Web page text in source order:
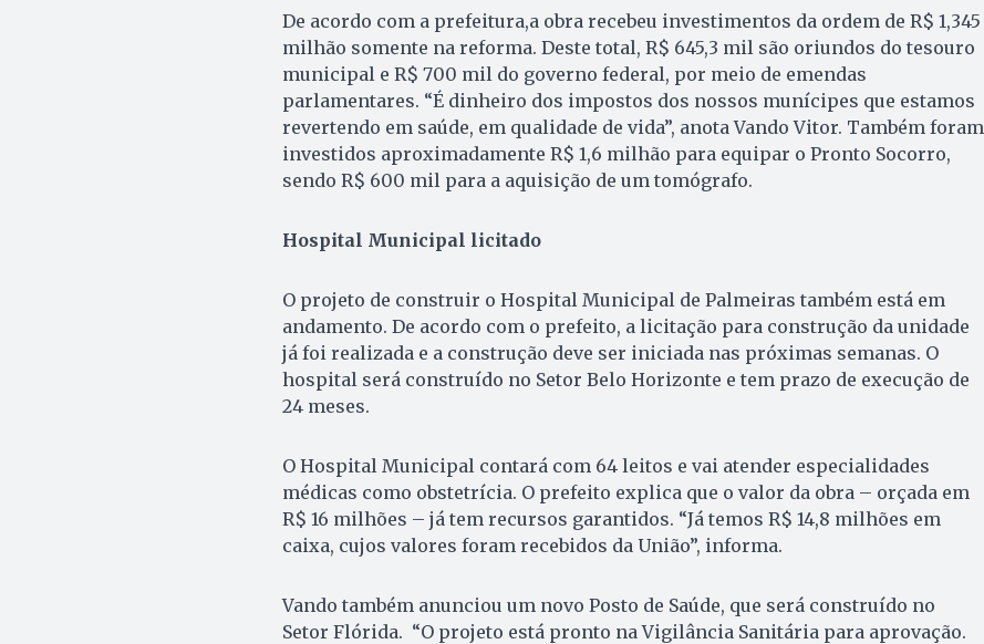
De acordo com a prefeitura,a obra recebeu investimentos da ordem de R$ 1,345
milhão somente na reforma. Deste total, R$ 645,3 mil são oriundos do tesouro
municipal e R$ 700 mil do governo federal, por meio de emendas
parlamentares. “É dinheiro dos impostos dos nossos munícipes que estamos
revertendo em saúde, em qualidade de vida”, anota Vando Vitor. Também foram
investidos aproximadamente R$ 1,6 milhão para equipar o Pronto Socorro,
sendo R$ 600 mil para a aquisição de um tomógrafo.
Hospital Municipal licitado
O projeto de construir o Hospital Municipal de Palmeiras também está em
andamento. De acordo com o prefeito, a licitação para construção da unidade
já foi realizada e a construção deve ser iniciada nas próximas semanas. O
hospital será construído no Setor Belo Horizonte e tem prazo de execução de
24 meses.
O Hospital Municipal contará com 64 leitos e vai atender especialidades
médicas como obstetrícia. O prefeito explica que o valor da obra – orçada em
R$ 16 milhões – já tem recursos garantidos. “Já temos R$ 14,8 milhões em
caixa, cujos valores foram recebidos da União”, informa.
Vando também anunciou um novo Posto de Saúde, que será construído no
Setor Flórida. “O projeto está pronto na Vigilância Sanitária para aprovação.